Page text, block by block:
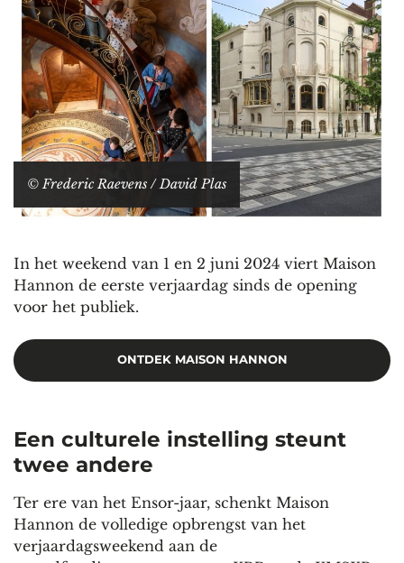
© Frederic Raevens / David Plas
In het weekend van 1 en 2 juni 2024 viert Maison
Hannon de eerste verjaardag sinds de opening
voor het publiek.
ONTDEK MAISON HANNON
Een culturele instelling steunt
twee andere
Ter ere van het Ensor-jaar, schenkt Maison
Hannon de volledige opbrengst van het
verjaardagsweekend aan de